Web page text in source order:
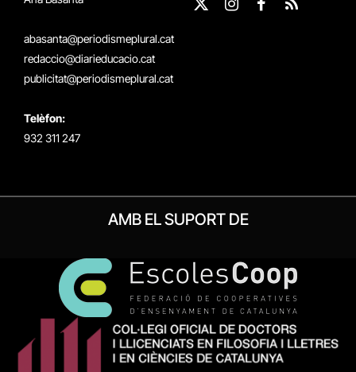
abasanta@periodismeplural.cat
redaccio@diarieducacio.cat
publicitat@periodismeplural.cat
Telèfon:
932 311 247
X
Instagram
Facebook
RSS
AMB EL SUPORT DE